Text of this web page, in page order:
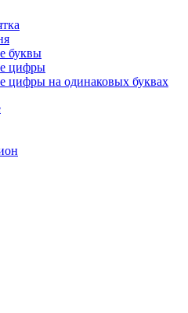
буквы
цифры
цифры на одинаковых буквах